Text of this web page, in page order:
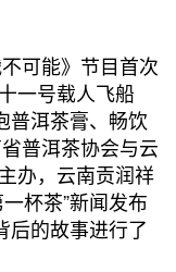
可能》节目首次
一号载人飞船
普洱茶膏、畅饮
普洱茶协会与云
办，云南贡润祥
杯茶”新闻发布
后的故事进行了